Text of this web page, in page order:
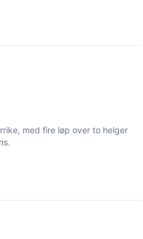
med fire løp over to helger